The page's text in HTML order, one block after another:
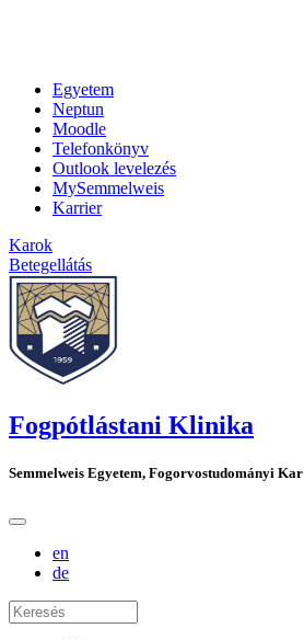
Egyetem
Neptun
Moodle
Telefonkönyv
Outlook levelezés
MySemmelweis
Karrier
Karok
Betegellátás
Fogpótlástani Klinika
Semmelweis Egyetem, Fogorvostudományi Kar
en
de